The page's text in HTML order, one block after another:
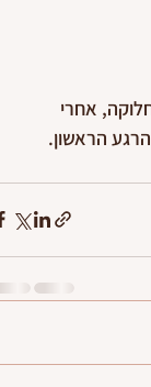
אחרי
הראשון.